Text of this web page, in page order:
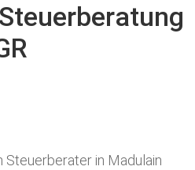
Steuerberater in Madulain